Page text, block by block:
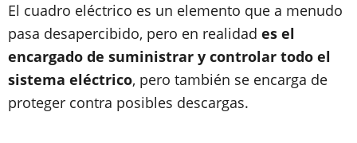
El cuadro eléctrico es un elemento que a menudo
pasa desapercibido, pero en realidad es el
encargado de suministrar y controlar todo el
sistema eléctrico, pero también se encarga de
proteger contra posibles descargas.